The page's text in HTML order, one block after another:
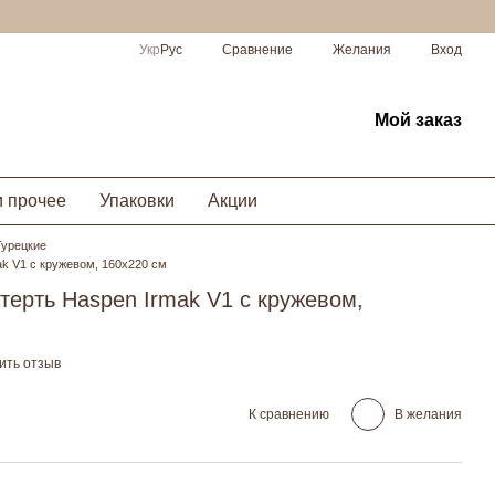
Укр Рус Сравнение Желания Вход
Мой заказ
прочее Упаковки Акции
V1 с кружевом, 160х220 см
Haspen Irmak V1 с кружевом,
отзыв
К сравнению В желания